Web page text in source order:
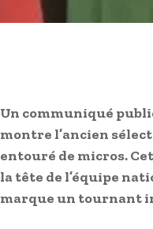
Un communiqué
montre l’ancien
entouré de micros.
la tête de l’équipe
marque un tournant